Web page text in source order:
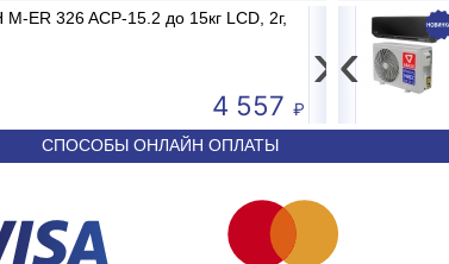
ER 326 ACP-15.2 до 15кг LCD, 2г,
4 557
Весы
›
MB2/E1 MADRID INVERTER
50 590
‹
СПОСОБЫ ОНЛАЙН ОПЛАТЫ